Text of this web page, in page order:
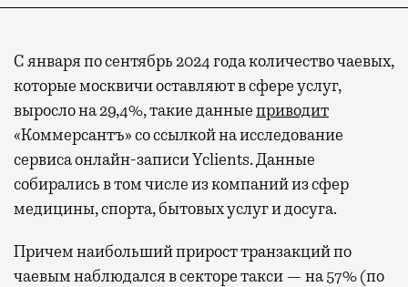
С января по сентябрь 2024 года количество чаевых,
которые москвичи оставляют в сфере услуг,
выросло на 29,4%, такие данныеприводит
«Коммерсантъ» со ссылкой на исследование
сервисаонлайн-записи Yclients. Данные
собирались в том числе из компаний из сфер
медицины, спорта, бытовых услуг и досуга.
Причем наибольшийприрост транзакций по
чаевым наблюдался в секторе такси — на 57% (по